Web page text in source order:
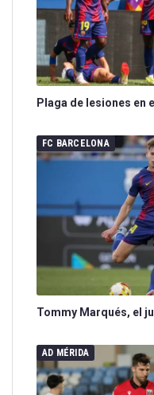
Plaga de lesiones en
FC BARCELONA
Tommy Marqués, el
AD MÉRIDA